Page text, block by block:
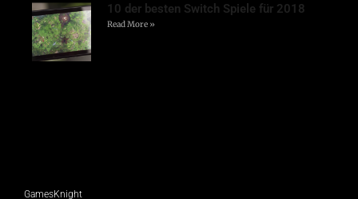
10 der besten Switch Spiele für 2018
Read More »
GamesKnight